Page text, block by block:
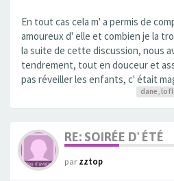
En tout cas cela m' a permis de
amoureux d' elle et combien je la
la suite de cette discussion, nous
tendrement, tout en douceur et
pas réveiller les enfants, c' était
dane
RE: SOIRÉE D' ÉTÉ
parzztop